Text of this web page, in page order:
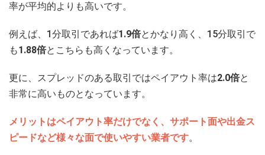
率が平均的よりも高いです。
例えば、1分取引であれば1.9倍とかなり高く、15分取引で
も1.88倍とこちらも高くなっています。
更に、スプレッドのある取引ではペイアウト率は2.0倍と
非常に高いものとなっています。
メリットはペイアウト率だけでなく、サポート面や出金ス
ピードなど様々な面で使いやすい業者です。